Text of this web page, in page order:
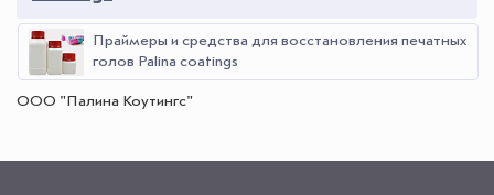
Праймеры и средства для восстановления печатных
голов Palina coatings
ООО "Палина Коутингс"